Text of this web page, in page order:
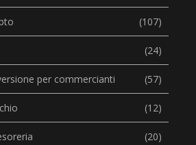
(107)
(24)
per commercianti (57)
(12)
(20)